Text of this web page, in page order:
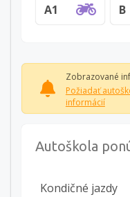
Autoškola
Kondičné jazdy
Zobrazované
Požiadať
informácií
A1 B